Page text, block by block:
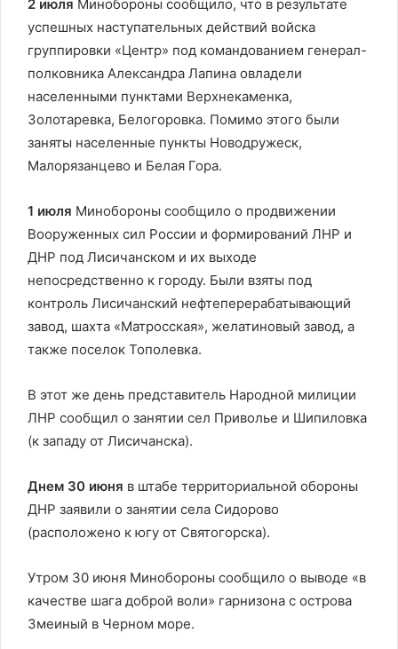
2 июля Минобороны сообщило, что в результате
успешных наступательных действий войска
группировки «Центр» под командованием генерал-
полковника Александра Лапина овладели
населенными пунктами Верхнекаменка,
Золотаревка, Белогоровка. Помимо этого были
заняты населенные пункты Новодружеск,
Малорязанцево и Белая Гора.
1 июля Минобороны сообщило о продвижении
Вооруженных сил России и формирований ЛНР и
ДНР под Лисичанском и их выходе
непосредственно к городу. Были взяты под
контроль Лисичанский нефтеперерабатывающий
завод, шахта «Матросская», желатиновый завод, а
также поселок Тополевка.
В этот же день представитель Народной милиции
ЛНР сообщил о занятии сел Приволье и Шипиловка
(к западу от Лисичанска).
Днем 30 июня в штабе территориальной обороны
ДНР заявили о занятии села Сидорово
(расположено к югу от Святогорска).
Утром 30 июня Минобороны сообщило о выводе «в
качестве шага доброй воли» гарнизона с острова
Змеиный в Черном море.